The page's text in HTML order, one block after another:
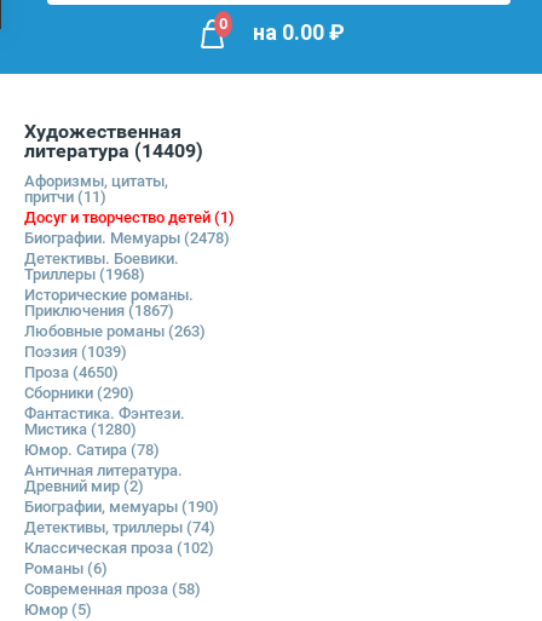
0 на 0.00₽
Художественная
литература (14409)
Афоризмы, цитаты,
притчи (11)
Досуг и творчество детей (1)
Биографии. Мемуары (2478)
Детективы. Боевики.
Триллеры (1968)
Исторические романы.
Приключения (1867)
Любовные романы (263)
Поэзия (1039)
Проза (4650)
Сборники (290)
Фантастика. Фэнтези.
Мистика (1280)
Юмор. Сатира (78)
Античная литература.
Древний мир (2)
Биографии, мемуары (190)
Детективы, триллеры (74)
Классическая проза (102)
Романы (6)
Современная проза (58)
Юмор (5)